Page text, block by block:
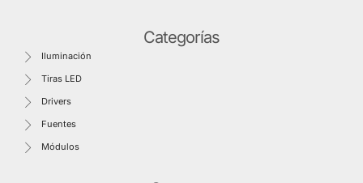
Categorías
Iluminación
Tiras LED
Drivers
Fuentes
Módulos